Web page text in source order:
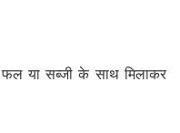
फल या सब्जी के साथ मिलाकर